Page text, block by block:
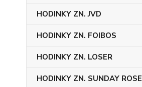
HODINKY ZN. JVD
HODINKY ZN. FOIBOS
HODINKY ZN. LOSER
HODINKY ZN. SUNDAY ROSE